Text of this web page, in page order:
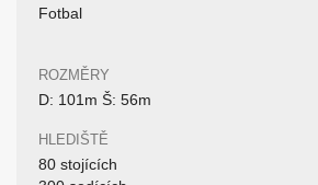
Fotbal
ROZMĚRY
D: 101m Š: 56m
HLEDIŠTĚ
80 stojících